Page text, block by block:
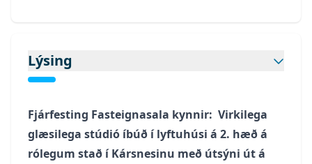
Lýsing
Fjárfesting Fasteignasala kynnir: Virkilega
glæsilega stúdió íbúð í lyftuhúsi á 2. hæð á
rólegum stað í Kársnesinu með útsýni út á